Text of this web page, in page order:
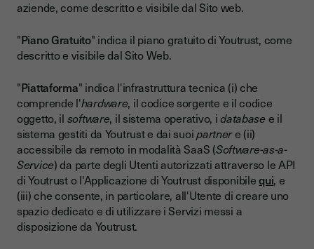
aziende, come descritto e visibile dal Sito web.
"Piano Gratuito" indica il piano gratuito di Youtrust, come
descritto e visibile dal Sito Web.
"Piattaforma" indica l'infrastruttura tecnica (i) che
comprende l'hardware, il codice sorgente e il codice
oggetto, il software, il sistema operativo, idatabase e il
sistema gestiti da Youtrust e dai suoipartnere (ii)
accessibile da remoto in modalità SaaS (Software-as-a-
Service) da parte degli Utenti autorizzati attraverso le API
di Youtrust o l'Applicazione di Youtrust disponibilequi, e
(iii) che consente, in particolare, all'Utente di creare uno
spazio dedicato e di utilizzare i Servizi messi a
disposizione da Youtrust.